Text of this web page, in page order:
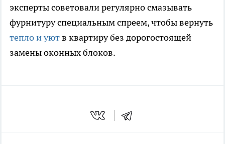
эксперты советовали регулярно смазывать
фурнитуру специальным спреем, чтобы вернуть
тепло и уютв квартиру без дорогостоящей
замены оконных блоков.